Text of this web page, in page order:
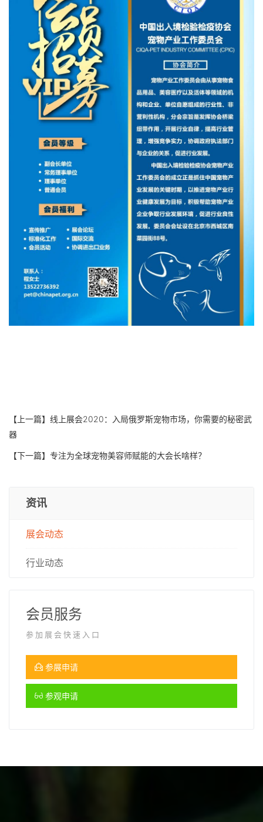
【上一篇】 线上展会2020：入局俄罗斯宠物市场，你需要的秘密武
器
【下一篇】 专注为全球宠物美容师赋能的大会长啥样？
资讯
展会动态
行业动态
会员服务
参加展会快速入口
参展申请
参观申请